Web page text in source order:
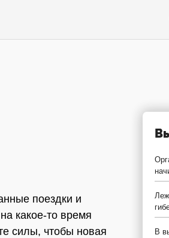
поездки и
какое-то время
силы, чтобы новая
В